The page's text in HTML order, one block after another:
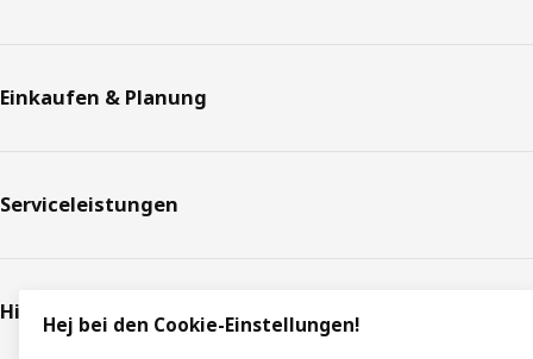
Einkaufen & Planung
Serviceleistungen
Hilfe & Support
Hej bei den Cookie-Einstellungen!